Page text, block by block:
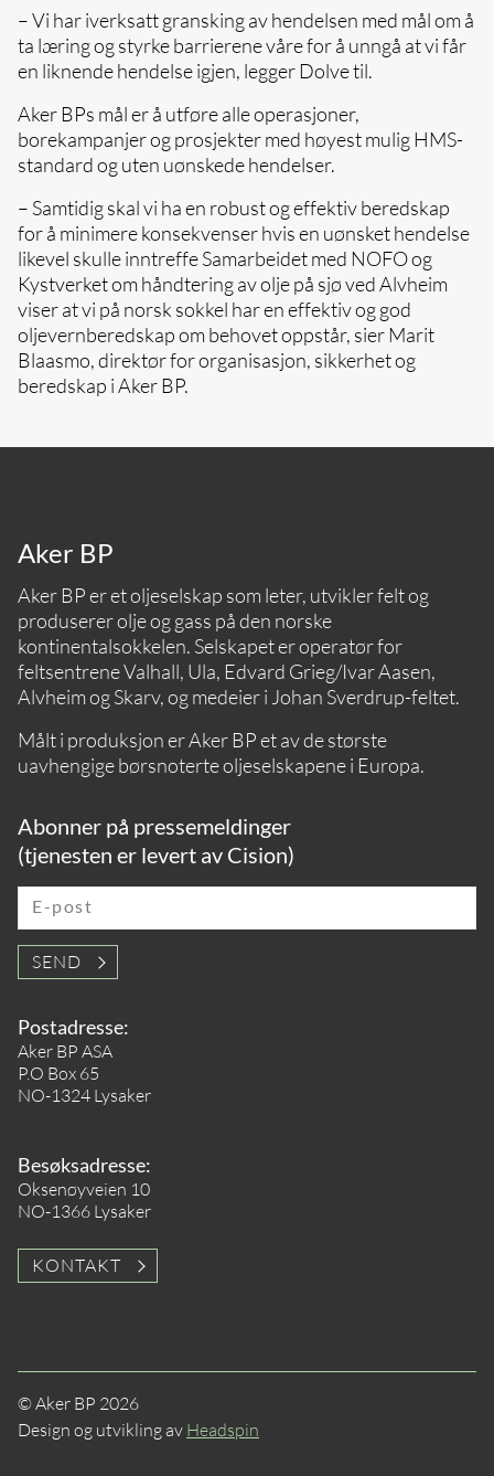
– Vi har iverksatt gransking av hendelsen med mål om å
ta læring og styrke barrierene våre for å unngå at vi får
en liknende hendelse igjen, legger Dolve til.
Aker BPs mål er å utføre alle operasjoner,
borekampanjer og prosjekter med høyest mulig HMS-
standard og uten uønskede hendelser.
– Samtidig skal vi ha en robust og effektiv beredskap
for å minimere konsekvenser hvis en uønsket hendelse
likevel skulle inntreffe Samarbeidet med NOFO og
Kystverket om håndtering av olje på sjø ved Alvheim
viser at vi på norsk sokkel har en effektiv og god
oljevernberedskap om behovet oppstår, sier Marit
Blaasmo, direktør for organisasjon, sikkerhet og
beredskap i Aker BP.
Aker BP
Aker BP er et oljeselskap som leter, utvikler felt og
produserer olje og gass på den norske
kontinentalsokkelen. Selskapet er operatør for
feltsentrene Valhall, Ula, Edvard Grieg/Ivar Aasen,
Alvheim og Skarv, og medeier i Johan Sverdrup-feltet.
Målt i produksjon er Aker BP et av de største
uavhengige børsnoterte oljeselskapene i Europa.
Abonner på pressemeldinger
(tjenesten er levert av Cision)
E-post
SEND
Postadresse:
Aker BP ASA
P.O Box 65
NO-1324 Lysaker
Besøksadresse:
Oksenøyveien 10
NO-1366 Lysaker
KONTAKT
© Aker BP 2026
Design og utvikling av Headspin